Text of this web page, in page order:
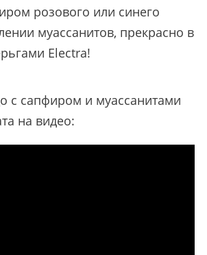
розового или синего
муассанитов, прекрасно в
Electra!
с сапфиром и муассанитами
на видео: